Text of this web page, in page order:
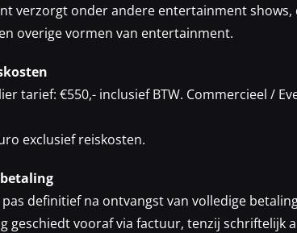
verzorgt onder andere entertainment
overige vormen van entertainment.
tarief: €550,- inclusief BTW. Commercieel /
exclusief reiskosten.
definitief na ontvangst van volledige
geschiedt vooraf via factuur, tenzij schriftelijk